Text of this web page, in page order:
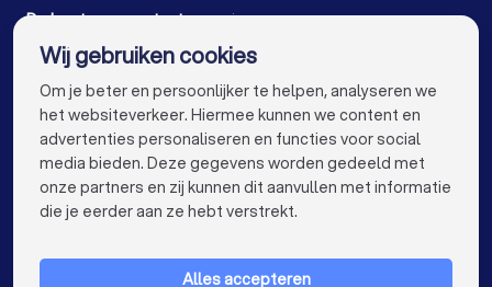
Accountants in Den Haag
Accountants in Utrecht
Accountants in Eindhoven
Accountants in Groningen
Accountants in Almere
Accountants in Breda
Accountants in Nijmegen
Accountants in Enschede
Accountants in Haarlem
Accountants in Amersfoort
De beste accountants voor jou
VOOR PARTICULIEREN keyboard_arrow_down
Wij gebruiken cookies
Om je beter en persoonlijker te helpen, analyseren we
het websiteverkeer. Hiermee kunnen we content en
advertenties personaliseren en functies voor social
media bieden. Deze gegevens worden gedeeld met
onze partners en zij kunnen dit aanvullen met informatie
die je eerder aan ze hebt verstrekt.
Alles accepteren